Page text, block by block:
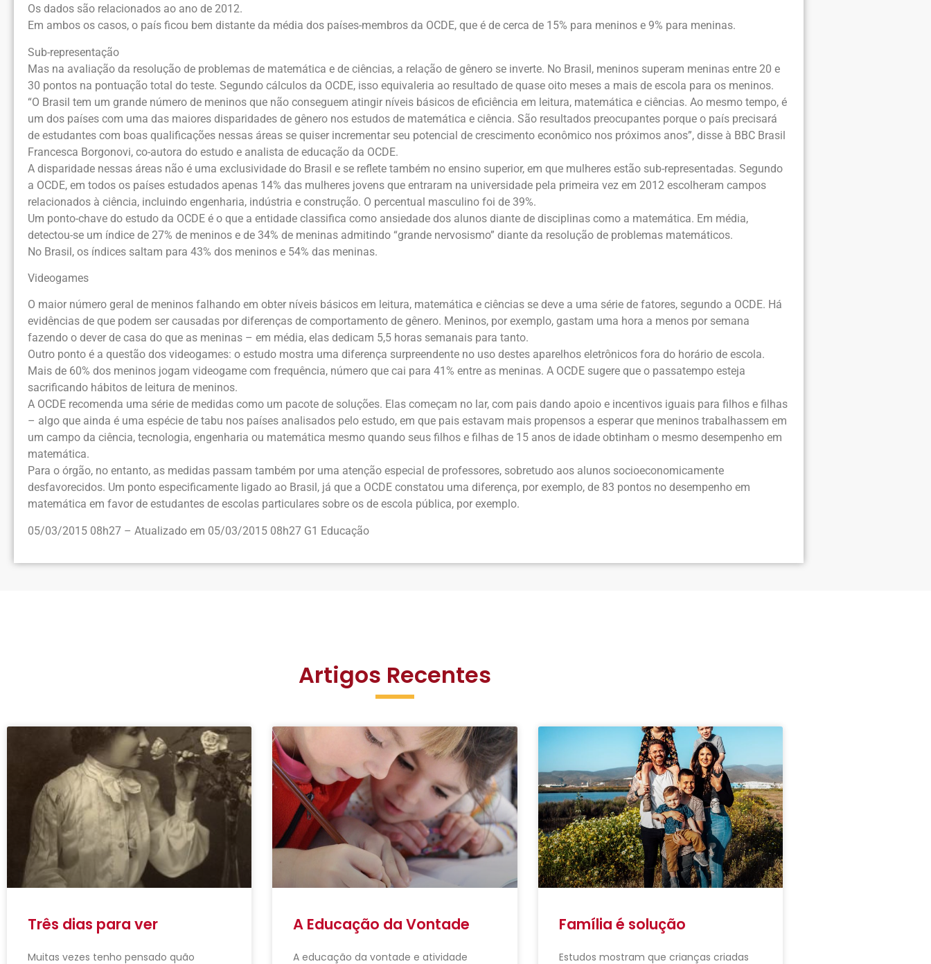
Os dados são relacionados ao ano de 2012.
Em ambos os casos, o país ficou bem distante da média dos países-membros da OCDE, que é de cerca de 15% para meninos e 9% para meninas.
Sub-representação
Mas na avaliação da resolução de problemas de matemática e de ciências, a relação de gênero se inverte. No Brasil, meninos superam meninas entre 20 e
30 pontos na pontuação total do teste. Segundo cálculos da OCDE, isso equivaleria ao resultado de quase oito meses a mais de escola para os meninos.
“O Brasil tem um grande número de meninos que não conseguem atingir níveis básicos de eficiência em leitura, matemática e ciências. Ao mesmo tempo, é
um dos países com uma das maiores disparidades de gênero nos estudos de matemática e ciência. São resultados preocupantes porque o país precisará
de estudantes com boas qualificações nessas áreas se quiser incrementar seu potencial de crescimento econômico nos próximos anos”, disse à BBC Brasil
Francesca Borgonovi, co-autora do estudo e analista de educação da OCDE.
A disparidade nessas áreas não é uma exclusividade do Brasil e se reflete também no ensino superior, em que mulheres estão sub-representadas. Segundo
a OCDE, em todos os países estudados apenas 14% das mulheres jovens que entraram na universidade pela primeira vez em 2012 escolheram campos
relacionados à ciência, incluindo engenharia, indústria e construção. O percentual masculino foi de 39%.
Um ponto-chave do estudo da OCDE é o que a entidade classifica como ansiedade dos alunos diante de disciplinas como a matemática. Em média,
detectou-se um índice de 27% de meninos e de 34% de meninas admitindo “grande nervosismo” diante da resolução de problemas matemáticos.
No Brasil, os índices saltam para 43% dos meninos e 54% das meninas.
Videogames
O maior número geral de meninos falhando em obter níveis básicos em leitura, matemática e ciências se deve a uma série de fatores, segundo a OCDE. Há
evidências de que podem ser causadas por diferenças de comportamento de gênero. Meninos, por exemplo, gastam uma hora a menos por semana
fazendo o dever de casa do que as meninas – em média, elas dedicam 5,5 horas semanais para tanto.
Outro ponto é a questão dos videogames: o estudo mostra uma diferença surpreendente no uso destes aparelhos eletrônicos fora do horário de escola.
Mais de 60% dos meninos jogam videogame com frequência, número que cai para 41% entre as meninas. A OCDE sugere que o passatempo esteja
sacrificando hábitos de leitura de meninos.
A OCDE recomenda uma série de medidas como um pacote de soluções. Elas começam no lar, com pais dando apoio e incentivos iguais para filhos e filhas
– algo que ainda é uma espécie de tabu nos países analisados pelo estudo, em que pais estavam mais propensos a esperar que meninos trabalhassem em
um campo da ciência, tecnologia, engenharia ou matemática mesmo quando seus filhos e filhas de 15 anos de idade obtinham o mesmo desempenho em
matemática.
Para o órgão, no entanto, as medidas passam também por uma atenção especial de professores, sobretudo aos alunos socioeconomicamente
desfavorecidos. Um ponto especificamente ligado ao Brasil, já que a OCDE constatou uma diferença, por exemplo, de 83 pontos no desempenho em
matemática em favor de estudantes de escolas particulares sobre os de escola pública, por exemplo.
05/03/2015 08h27 – Atualizado em 05/03/2015 08h27 G1 Educação
Artigos Recentes
Três dias para ver
Muitas vezes tenho pensado quão
A Educação da Vontade
A educação da vontade e atividade
Família é solução
Estudos mostram que crianças criadas